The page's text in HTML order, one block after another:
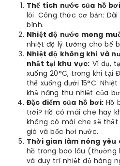
Thể tích nước của hồ
lõi. Công thức cơ bản:
bình.
Nhiệt độ nước mong
nhiệt độ lý tưởng cho bể
Nhiệt độ không khí và
nhất tại khu vực: Ví dụ,
xuống 20°C, trong khi tại
thể xuống dưới 15°C.
khả năng thu nhiệt của
Đặc điểm của hồ bơi: Hồ
trời? Hồ có mái che hay
không có mái che sẽ
gió và bốc hơi nước.
Thời gian làm nóng yêu
hồ trong bao lâu (thường
và duy trì nhiệt độ hàng